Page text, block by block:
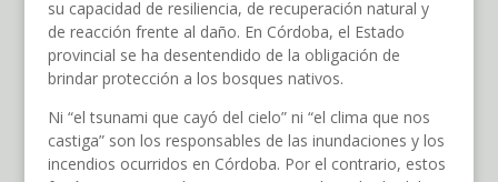
su capacidad de resiliencia, de recuperación natural y
de reacción frente al daño. En Córdoba, el Estado
provincial se ha desentendido de la obligación de
brindar protección a los bosques nativos.
Ni “el tsunami que cayó del cielo” ni “el clima que nos
castiga” son los responsables de las inundaciones y los
incendios ocurridos en Córdoba. Por el contrario, estos